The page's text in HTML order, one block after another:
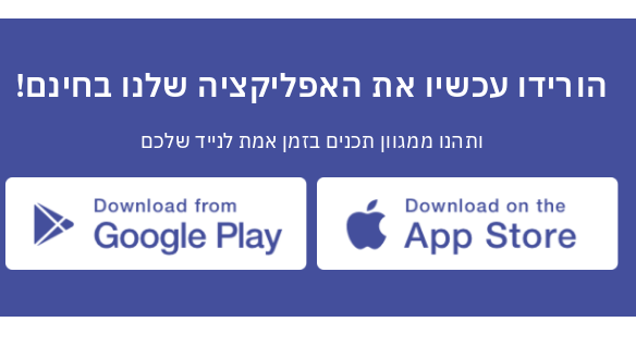
הורידו עכשיו את האפליקציה שלנו בחינם!
ותהנו ממגוון תכנים בזמן אמת לנייד שלכם